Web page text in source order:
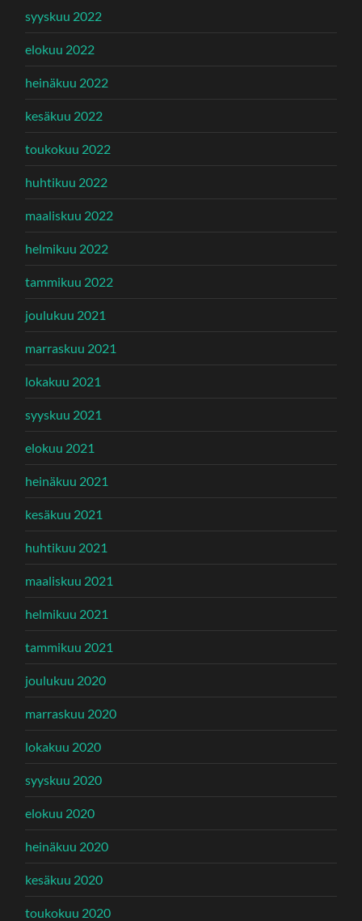
syyskuu 2022
elokuu 2022
heinäkuu 2022
kesäkuu 2022
toukokuu 2022
huhtikuu 2022
maaliskuu 2022
helmikuu 2022
tammikuu 2022
joulukuu 2021
marraskuu 2021
lokakuu 2021
syyskuu 2021
elokuu 2021
heinäkuu 2021
kesäkuu 2021
huhtikuu 2021
maaliskuu 2021
helmikuu 2021
tammikuu 2021
joulukuu 2020
marraskuu 2020
lokakuu 2020
syyskuu 2020
elokuu 2020
heinäkuu 2020
kesäkuu 2020
toukokuu 2020